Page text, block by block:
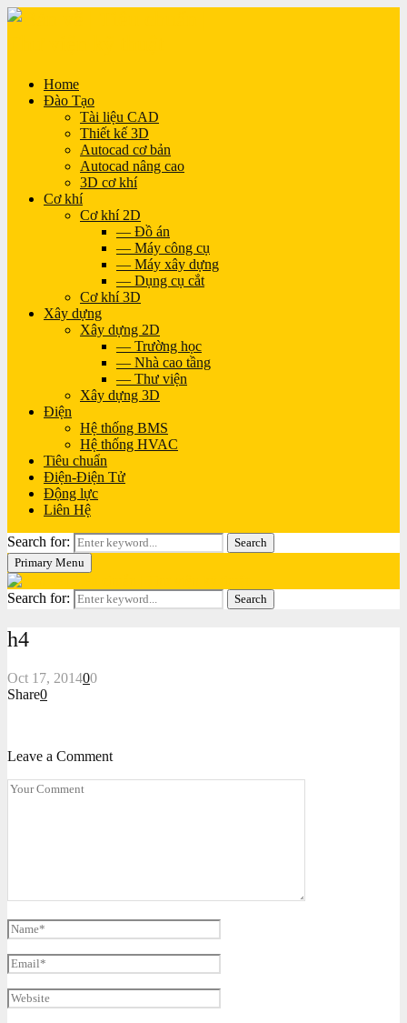
Home
Đào Tạo
Tài liệu CAD
Thiết kế 3D
Autocad cơ bản
Autocad nâng cao
3D cơ khí
Cơ khí
Cơ khí 2D
— Đồ án
— Máy công cụ
— Máy xây dựng
— Dụng cụ cắt
Cơ khí 3D
Xây dựng
Xây dựng 2D
— Trường học
— Nhà cao tầng
— Thư viện
Xây dựng 3D
Điện
Hệ thống BMS
Hệ thống HVAC
Tiêu chuẩn
Điện-Điện Tử
Động lực
Liên Hệ
Search for:
Search
Primary Menu
Search for: Search
h4
Oct 17, 201400
Share0
Leave a Comment